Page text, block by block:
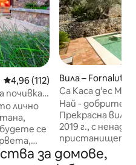
Средна оценка: 4,96 от 5,
4,96 (112)
почивка,
си
Вила – Fornalutx
Са Каса д'ес
долината
Най - добрите
Прекрасна вила,
2019 г., с
пристанището
планините.
съседи), но
за домове,